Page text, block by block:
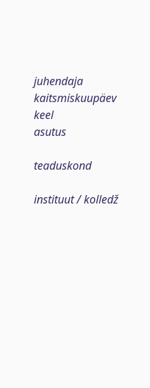
juhendaja
kaitsmiskuupäev
keel
asutus
teaduskond
instituut / kolledž